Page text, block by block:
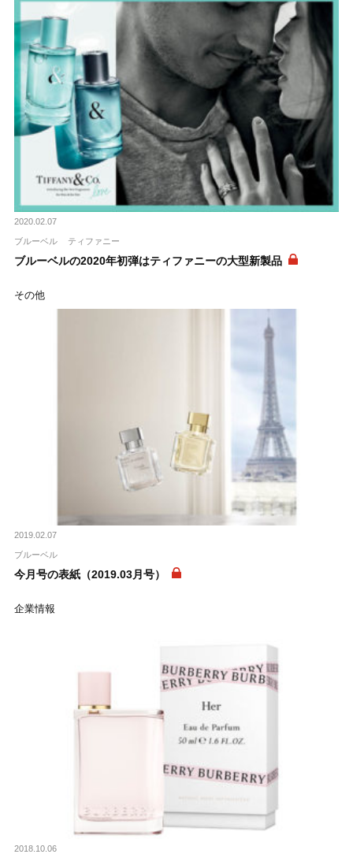
2020.02.07
ブルーベル ティファニー
ブルーベルの2020年初弾はティファニーの大型新製品
その他
2019.02.07
ブルーベル
今月号の表紙（2019.03月号）
企業情報
2018.10.06